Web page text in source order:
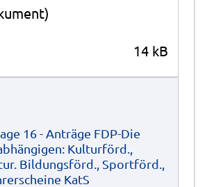
14 kB
16 - Anträge FDP-Die
Kulturförd.,
Bildungsförd., Sportförd.,
KatS